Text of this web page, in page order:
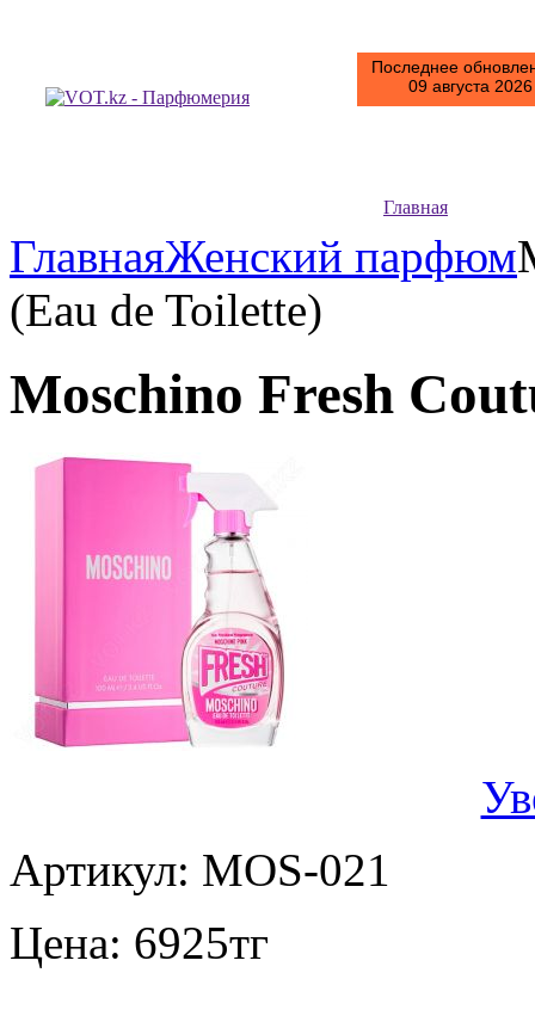
Последнее
09 августа
Главная
ГлавнаяЖенский парфюм
(Eau de Toilette)
Moschino Fresh
Артикул: MOS-021
Цена: 6925тг